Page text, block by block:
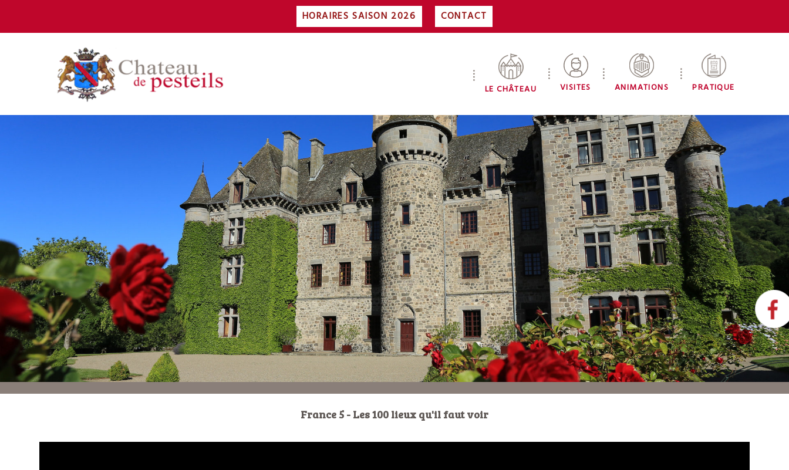
HORAIRES SAISON 2026 CONTACT
LE CHÂTEAU VISITES ANIMATIONS PRATIQUE
France 5 - Les 100 lieux qu'il faut voir